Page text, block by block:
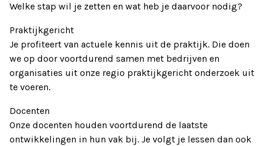
Welke stap wil je zetten en wat heb je daarvoor nodig?
Praktijkgericht
Je profiteert van actuele kennis uit de praktijk. Die doen
we op door voortdurend samen met bedrijven en
organisaties uit onze regio praktijkgericht onderzoek uit
te voeren.
Docenten
Onze docenten houden voortdurend de laatste
ontwikkelingen in hun vak bij. Je volgt je lessen dan ook